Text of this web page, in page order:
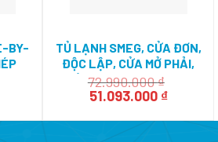
BY-
TỦ LẠNH SMEG, CỬA ĐƠN,
ĐỘC LẬP, CỬA MỞ PHẢI,
MÀU ĐEN, 50’S STYLE
FAB28RBL3 536.14.230
72.990.000₫
Giá
là:
51.093.000 ₫Giá
tại